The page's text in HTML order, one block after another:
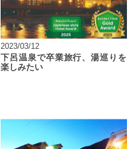
2023/03/12
下呂温泉で卒業旅行、湯巡りを
楽しみたい